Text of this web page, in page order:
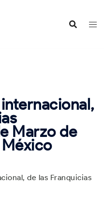
Marzo de
de las Franquicias